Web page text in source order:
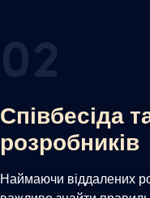
02
Співбесіда
розробників
Наймаючи віддалених